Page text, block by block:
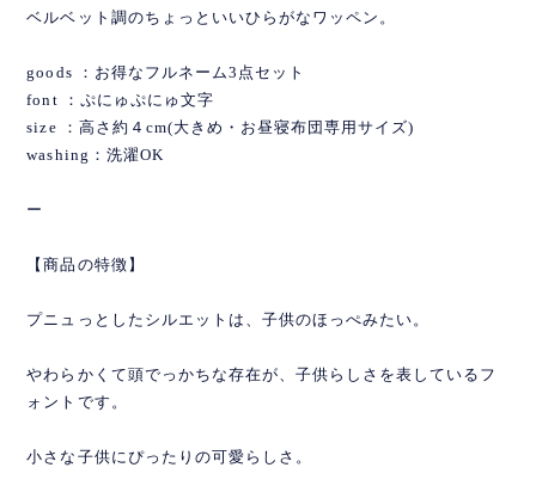
ベルベット調のちょっといいひらがなワッペン。
goods ：お得なフルネーム3点セット
font ：ぷにゅぷにゅ文字
size ：高さ約４cm(大きめ・お昼寝布団専用サイズ)
washing：洗濯OK
ー
【商品の特徴】
プニュっとしたシルエットは、子供のほっぺみたい。
やわらかくて頭でっかちな存在が、子供らしさを表しているフ
ォントです。
小さな子供にぴったりの可愛らしさ。